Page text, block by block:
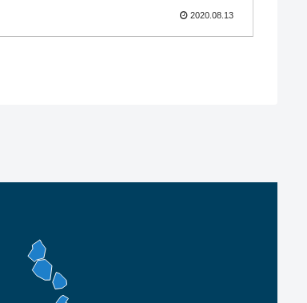
2020.08.13